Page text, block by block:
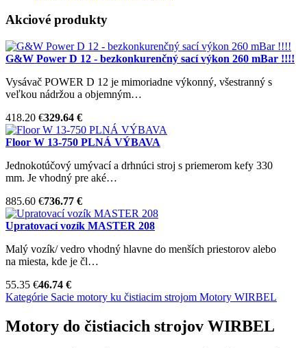
Akciové produkty
G&W Power D 12 - bezkonkurenčný sací výkon 260 mBar !!!!
Vysávač POWER D 12 je mimoriadne výkonný, všestranný s
veľkou nádržou a objemným…
418.20 €329.64 €
Floor W 13-750 PLNÁ VÝBAVA
Jednokotúčový umývací a drhnúci stroj s priemerom kefy 330
mm. Je vhodný pre aké…
885.60 €736.77 €
Upratovací vozík MASTER 208
Malý vozík/ vedro vhodný hlavne do menších priestorov alebo
na miesta, kde je čl…
55.35 €46.74 €
Kategórie Sacie motory ku čistiacim strojom Motory WIRBEL
Motory do čistiacich strojov WIRBEL